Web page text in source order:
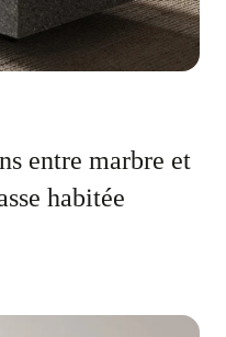
entre marbre et
habitée